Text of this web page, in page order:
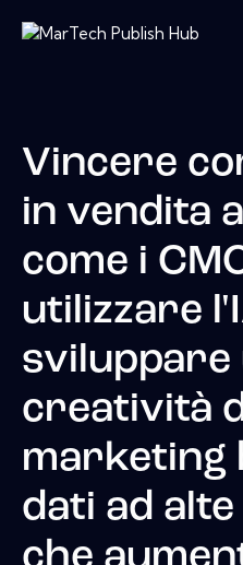
Vincere
in vendita
come i
utilizzare
sviluppare
creatività
marketing
dati ad